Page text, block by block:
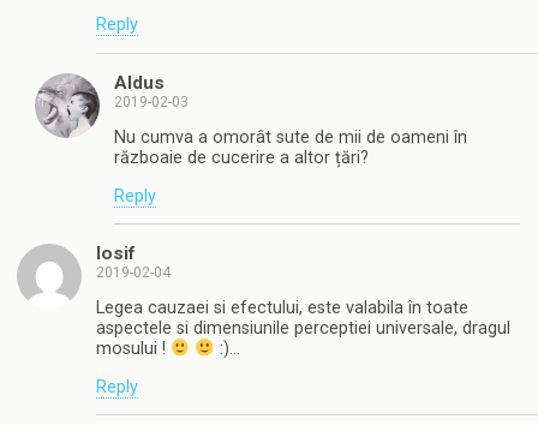
Reply
Aldus
2019-02-03
Nu cumva a omorât sute de mii de oameni în
războaie de cucerire a altor țări?
Reply
Iosif
2019-02-04
Legea cauzaei si efectului, este valabila în toate
aspectele si dimensiunile perceptiei universale, dragul
mosului !
:)…
Reply